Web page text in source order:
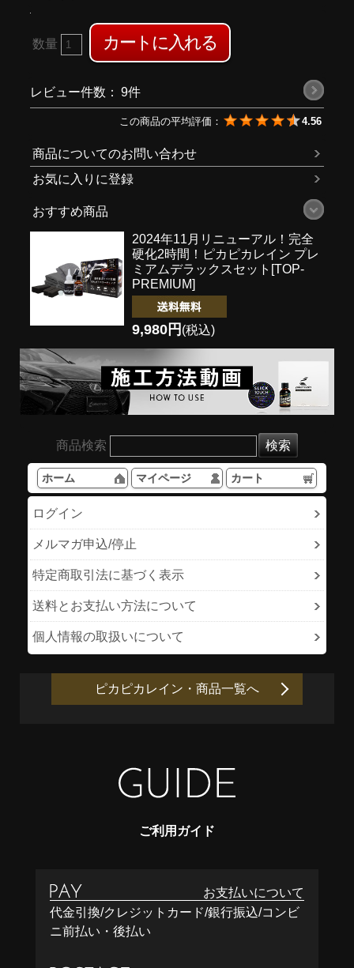
数量
レビュー件数： 9件
この商品の平均評価： 4.56
商品についてのお問い合わせ
お気に入りに登録
おすすめ商品
2024年11月リニューアル！完全
硬化2時間！ ピカピカレイン プレ
ミアムデラックスセット[TOP-
PREMIUM]
9,980円 (税込)
商品検索
ホーム マイページ カート
ログイン
メルマガ申込/停止
特定商取引法に基づく表示
送料とお支払い方法について
個人情報の取扱いについて
ピカピカレイン・商品一覧へ
ご利用ガイド
お支払いについて
代金引換/クレジットカード/銀行振込/コンビ
ニ前払い・後払い